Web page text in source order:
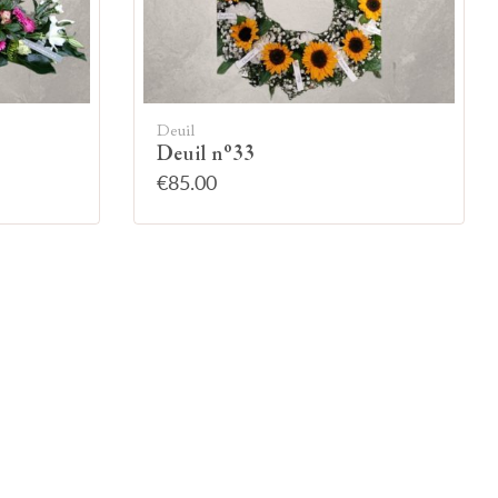
Deuil
Deuil n°33
€85.00